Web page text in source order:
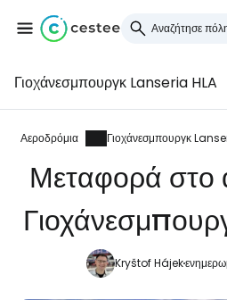
Γιοχάνεσμπουργκ Lanseria HLA
Αεροδρόμια
Μεταφορά στο
Kryštof Hájek
Συνδεθείτε
... η παγκόσμια ταξιδιωτική
Συνεχίστε με
Συνεχίστε με